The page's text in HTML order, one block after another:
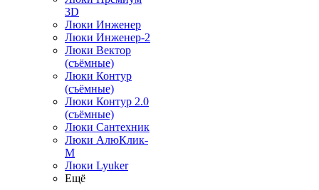
3D
Люки Инженер
Люки Инженер-2
Люки Вектор
(съёмные)
Люки Контур
(съёмные)
Люки Контур 2.0
(съёмные)
Люки Сантехник
Люки АлюКлик-
М
Люки Lyuker
Ещё